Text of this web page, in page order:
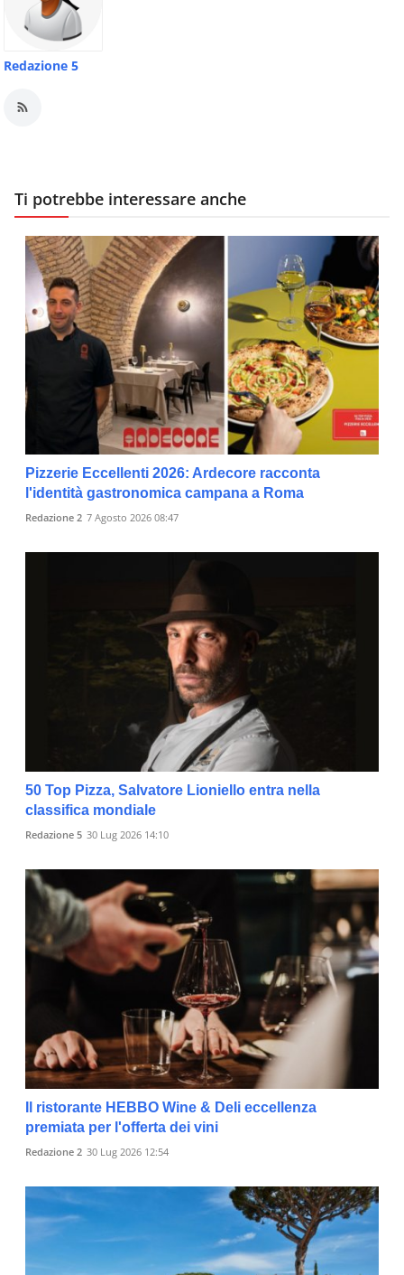
Redazione 5
Ti potrebbe interessare anche
Pizzerie Eccellenti 2026: Ardecore racconta
l'identità gastronomica campana a Roma
Redazione 2 7 Agosto 2026 08:47
50 Top Pizza, Salvatore Lioniello entra nella
classifica mondiale
Redazione 5 30 Lug 2026 14:10
Il ristorante HEBBO Wine & Deli eccellenza
premiata per l'offerta dei vini
Redazione 2 30 Lug 2026 12:54